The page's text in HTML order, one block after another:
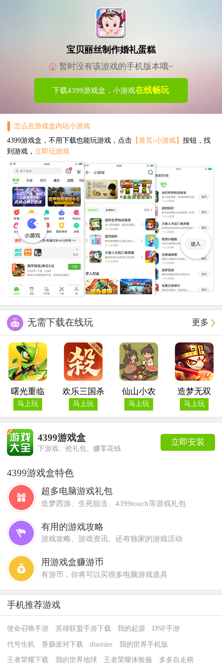
宝贝丽丝制作婚礼蛋糕
暂时没有该游戏的手机版本哦~
下载4399游戏盒，小游戏在线畅玩
怎么在游戏盒内玩小游戏
4399游戏盒，不用下载也能玩游戏，点击【首页-小游戏】 按钮，找
到游戏， 立即玩游戏
更多
无需下载在线玩
曙光重临
马上玩
欢乐三国杀
马上玩
仙山小农
马上玩
造梦无双
马上玩
立即安装
4399游戏盒
下游戏、抢礼包、赚零花钱
4399游戏盒特色
超多电脑游戏礼包
造梦西游、生死狙击、4399touch等游戏礼包
有用的游戏攻略
游戏攻略、游戏资讯、还有独家的游戏活动
用游戏盒赚游币
有游币，你将可以买很多电脑游戏道具
手机推荐游戏
使命召唤手游 英雄联盟手游下载 我的起源 DNF手游
代号生机 香肠派对下载 disorder 我的世界手机版
王者荣耀下载 我的世界地球 王者荣耀体验服 多多自走棋